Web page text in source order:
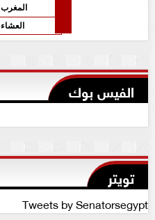
المغرب
العشاء
الفيس بوك
تويتر
Tweets by Senatorsegypt